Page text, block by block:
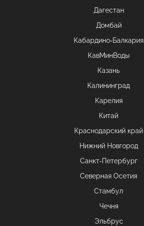
Дагестан
Домбай
Кабардино-Балкария
КавМинВоды
Казань
Калининград
Карелия
Китай
Краснодарский край
Нижний Новгород
Санкт-Петербург
Северная Осетия
Стамбул
Чечня
Эльбрус